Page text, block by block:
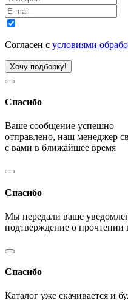
Согласен с условиями
Хочу подборку!
Спасибо
Ваше сообщение успешно
отправлено, наш менеджер
с вами в ближайшее время
Спасибо
Мы передали ваше
подтверждение о прочтении
Спасибо
Каталог уже скачивается и